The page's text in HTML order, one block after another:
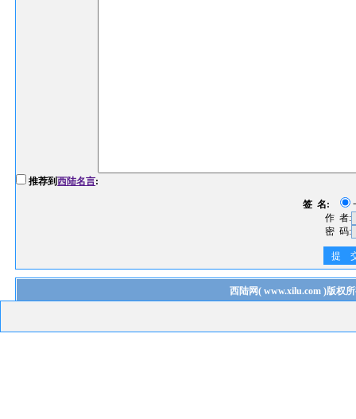
推荐到西陆名言:
签 名:
作 者:
密 码:
提
西陆网( www.xilu.com)版权